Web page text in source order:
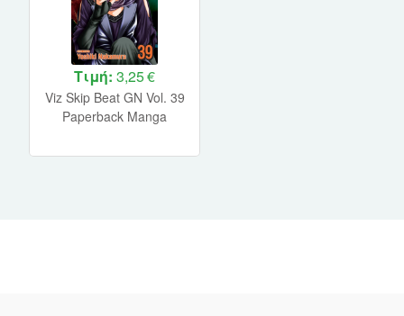
Τιμή: 3,25 €
Viz Skip Beat GN Vol. 39
Paperback Manga